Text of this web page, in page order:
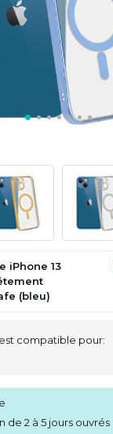
iPhone 13
(bleu)
compatible pour:
de 2 à 5 jours ouvrés